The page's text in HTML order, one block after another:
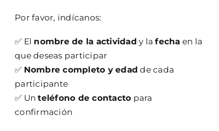
Por favor, indícanos:
✅ El nombre de la actividad y lafecha en la
que deseas participar
✅ Nombre completo y edad de cada
participante
✅ Unteléfono de contacto para
confirmación